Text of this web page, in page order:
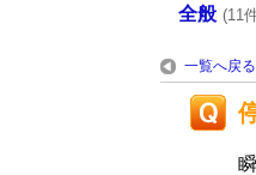
全般 (11
一覧へ戻る